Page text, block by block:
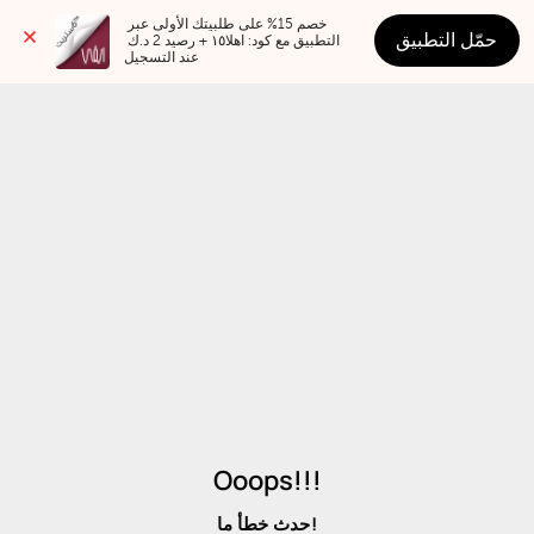
عند التسجيل
حمّل التطبيق
Ooops!!!
حدث خطأ ما!